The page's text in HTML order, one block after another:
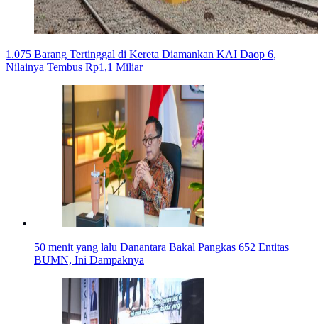
1.075 Barang Tertinggal di Kereta Diamankan KAI Daop 6,
Nilainya Tembus Rp1,1 Miliar
50 menit yang lalu Danantara Bakal Pangkas 652 Entitas
BUMN, Ini Dampaknya